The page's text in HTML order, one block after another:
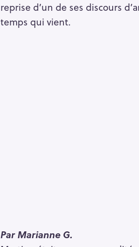
reprise d’un de ses discours
temps qui vient.
Par Marianne G.